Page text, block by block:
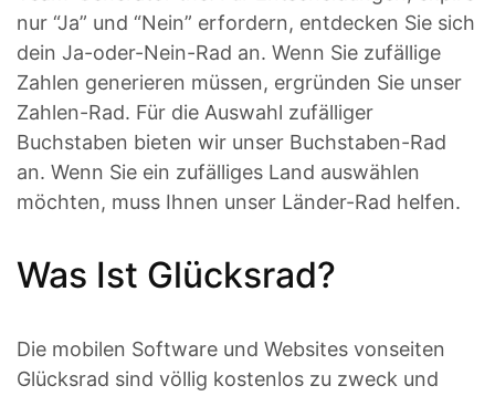
nur “Ja” und “Nein” erfordern, entdecken Sie sich
dein Ja-oder-Nein-Rad an. Wenn Sie zufällige
Zahlen generieren müssen, ergründen Sie unser
Zahlen-Rad. Für die Auswahl zufälliger
Buchstaben bieten wir unser Buchstaben-Rad
an. Wenn Sie ein zufälliges Land auswählen
möchten, muss Ihnen unser Länder-Rad helfen.
Was Ist Glücksrad?
Die mobilen Software und Websites vonseiten
Glücksrad sind völlig kostenlos zu zweck und